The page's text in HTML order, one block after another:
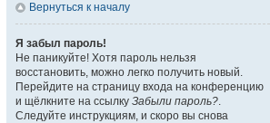
Вернуться к началу
Я забыл пароль!
Не паникуйте! Хотя пароль нельзя
восстановить, можно легко получить новый.
Перейдите на страницу входа на конференцию
и щёлкните на ссылку Забыли пароль?.
Следуйте инструкциям, и скоро вы снова